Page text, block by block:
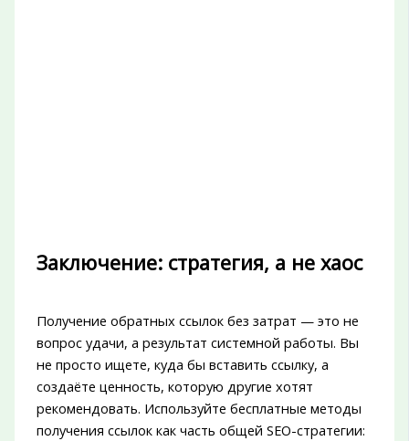
Заключение: стратегия, а не хаос
Получение обратных ссылок без затрат — это не
вопрос удачи, а результат системной работы. Вы
не просто ищете, куда бы вставить ссылку, а
создаёте ценность, которую другие хотят
рекомендовать. Используйте бесплатные методы
получения ссылок как часть общей SEO-стратегии: